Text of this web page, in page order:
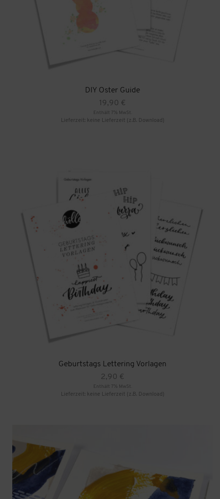
DIY Oster Guide
19,90 €
Enthält 7% MwSt.
Lieferzeit: keine Lieferzeit (z.B. Download)
Geburtstags Lettering Vorlagen
2,90 €
Enthält 7% MwSt.
Lieferzeit: keine Lieferzeit (z.B. Download)